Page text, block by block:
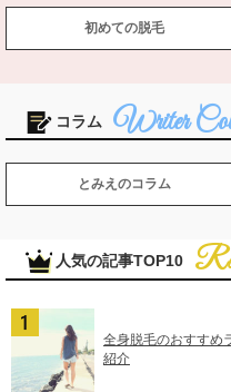
初めての脱毛
コラム
とみえのコラム
人気の記事TOP10
全身脱毛のおすすめ
紹介